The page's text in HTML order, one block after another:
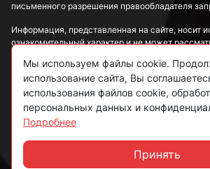
письменного разрешения правообладателя
Информация, представленная на сайте, носит
ознакомительный характер и не может
Политика конфиденциальности
Согласие на обработку данных
Пользовательское соглашение
Мы используем файлы cookie.
использование сайта, Вы
использования файлов cookie,
персональных данных и
Подробнее
Принять